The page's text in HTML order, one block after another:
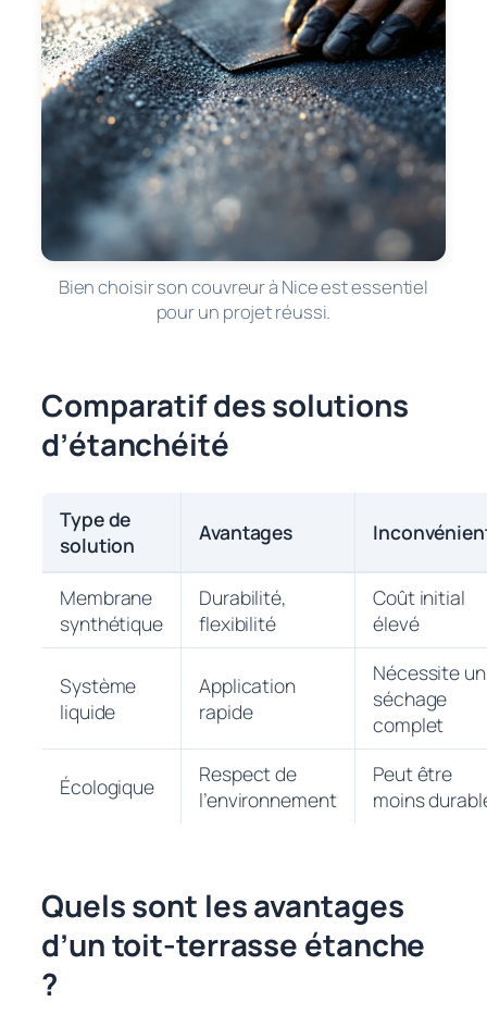
Bien choisir son couvreur à Nice est essentiel
pour un projet réussi.
Comparatif des solutions
d’étanchéité
Type de
solution
Avantages
Membrane
synthétique
Durabilité,
flexibilité
Coût initial
élevé
Système
liquide
Application
rapide
Nécessite un
séchage
complet
Écologique
Respect de
l’environnement
Peut être
moins
Quels sont les avantages
d’un toit-terrasse étanche
?